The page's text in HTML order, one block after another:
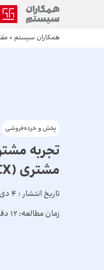
همکاران سیستم >
پخش و خرده‌فروشی
تجربه
مشتری (CX)
تاریخ انتشار : 4 دی 1401
زمان مطالعه: 12 دقیقه